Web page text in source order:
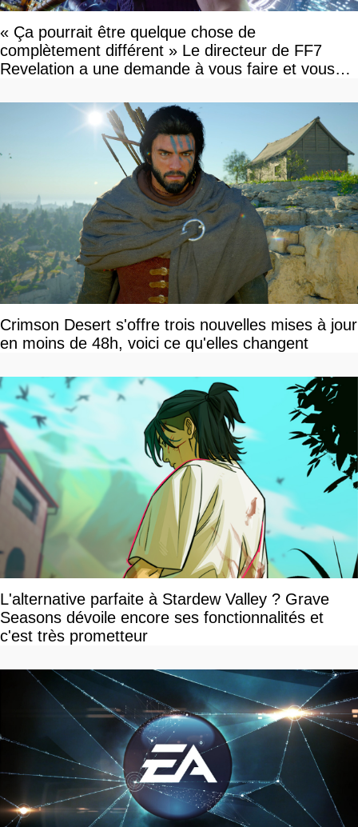
« Ça pourrait être quelque chose de
complètement différent » Le directeur de FF7
Revelation a une demande à vous faire et vous
Crimson Desert s'offre trois nouvelles mises à jour
en moins de 48h, voici ce qu'elles changent
L'alternative parfaite à Stardew Valley ? Grave
Seasons dévoile encore ses fonctionnalités et
c'est très prometteur